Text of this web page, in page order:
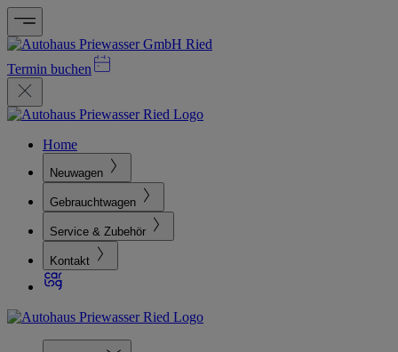
Termin buchen
Home
Neuwagen
Gebrauchtwagen
Service & Zubehör
Kontakt